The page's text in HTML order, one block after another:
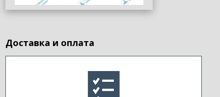
Доставка и оплата